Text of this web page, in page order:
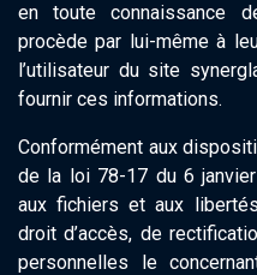
en toute connaissance
procède par lui-même à
l’utilisateur du site
fournir ces informations.
Conformément aux
de la loi 78-17 du 6
aux fichiers et aux
droit d’accès, de
personnelles le